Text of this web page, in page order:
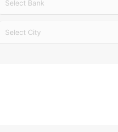
Select Bank
Select City